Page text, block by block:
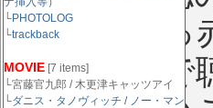
└PHOTOLOG
└trackback
MOVIE [7 items]
└宮藤官九郎 / 木更津キャッツアイ
└ダニス・タノヴィッチ / ノー・マン
ロンの真っ
の子の家で